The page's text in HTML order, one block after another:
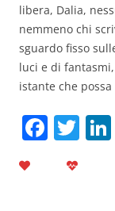
libera, Dalia,
nemmeno chi
sguardo fisso
luci e di
istante che
F T